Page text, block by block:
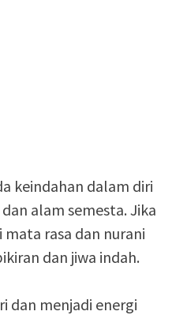
keindahan dalam diri
alam semesta. Jika
rasa dan nurani
dan jiwa indah.
dan menjadi energi